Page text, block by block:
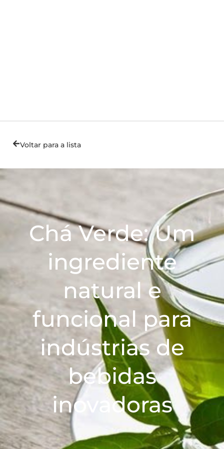
Voltar para a lista
Chá Verde: Um
ingrediente
natural e
funcional para
indústrias de
bebidas
inovadoras